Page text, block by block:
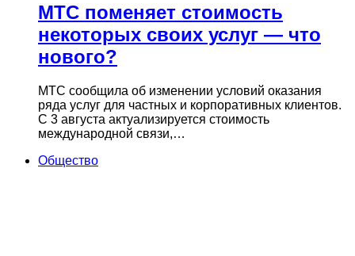
МТС поменяет стоимость
некоторых своих услуг — что
нового?
МТС сообщила об изменении условий оказания
ряда услуг для частных и корпоративных клиентов.
С 3 августа актуализируется стоимость
международной связи,…
Общество